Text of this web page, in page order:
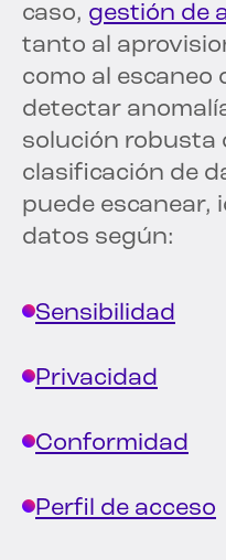
caso, gestión de
tanto al
como al escaneo
detectar
solución robusta
clasificación de
puede escanear,
datos según:
Sensibilidad
Privacidad
Conformidad
Perfil de acceso